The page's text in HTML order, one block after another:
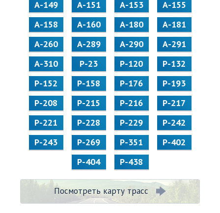
А-149
А-151 А-153
А-155
А-158
А-160 А-180
А-181
А-260
А-289 А-290
А-291
А-310
Р-23 Р-120
Р-132
Р-152
Р-158 Р-176
Р-193
Р-208
Р-215 Р-216
Р-217
Р-221
Р-228 Р-229
Р-242
Р-243
Р-269 Р-351
Р-402
Р-404
Р-438
Посмотреть карту трасс